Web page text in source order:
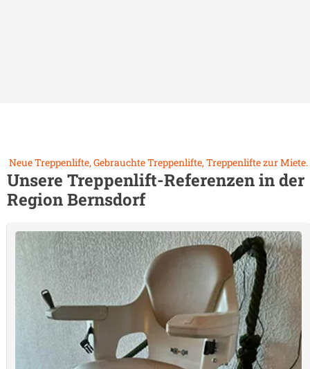
Neue Treppenlifte, Gebrauchte Treppenlifte, Treppenlifte zur Miete.
Unsere Treppenlift-Referenzen in der
RegionBernsdorf